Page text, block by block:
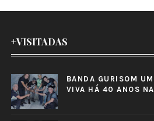
+VISITADAS
BANDA GURISOM
VIVA HÁ 40 ANOS